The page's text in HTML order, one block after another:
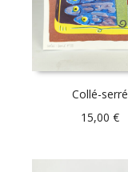
Collé-serré
15,00 €